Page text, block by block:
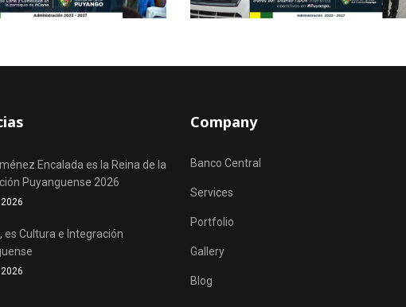
Encalada es la Reina de la
Puyanguense 2026
es Cultura e Integración
Company
Banco Central
Services
Portfolio
Gallery
Blog